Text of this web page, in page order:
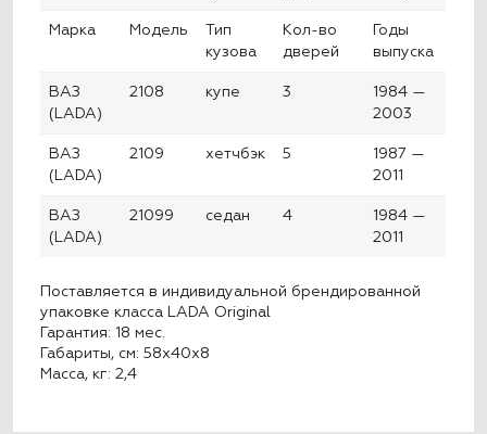
Марка Модель
Тип
кузова
Кол-во
дверей
Годы
выпуска
ВАЗ
(LADA)
2108 купе 3
1984 —
2003
ВАЗ
(LADA)
2109 хетчбэк 5
1987 —
2011
ВАЗ
(LADA)
21099 седан 4
1984 —
2011
Поставляется в индивидуальной брендированной
упаковке класса LADA Original
Гарантия: 18 мес.
Габариты, см: 58x40x8
Масса, кг: 2,4